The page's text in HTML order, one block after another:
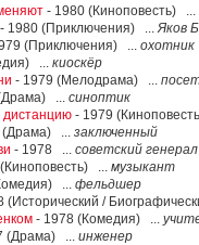
- 1980 (Киноповесть) ...
- 1980 (Приключения) ...Яков
(Приключения) ... охотник
... киоскёр
- 1979 (Мелодрама) ...
... синоптик
дистанцию - 1979
(Драма) ... заключенный
- 1978 ... советский генерал
... музыкант
... фельдшер
(Исторический /
- 1978 (Комедия) ...
(Драма) ... инженер